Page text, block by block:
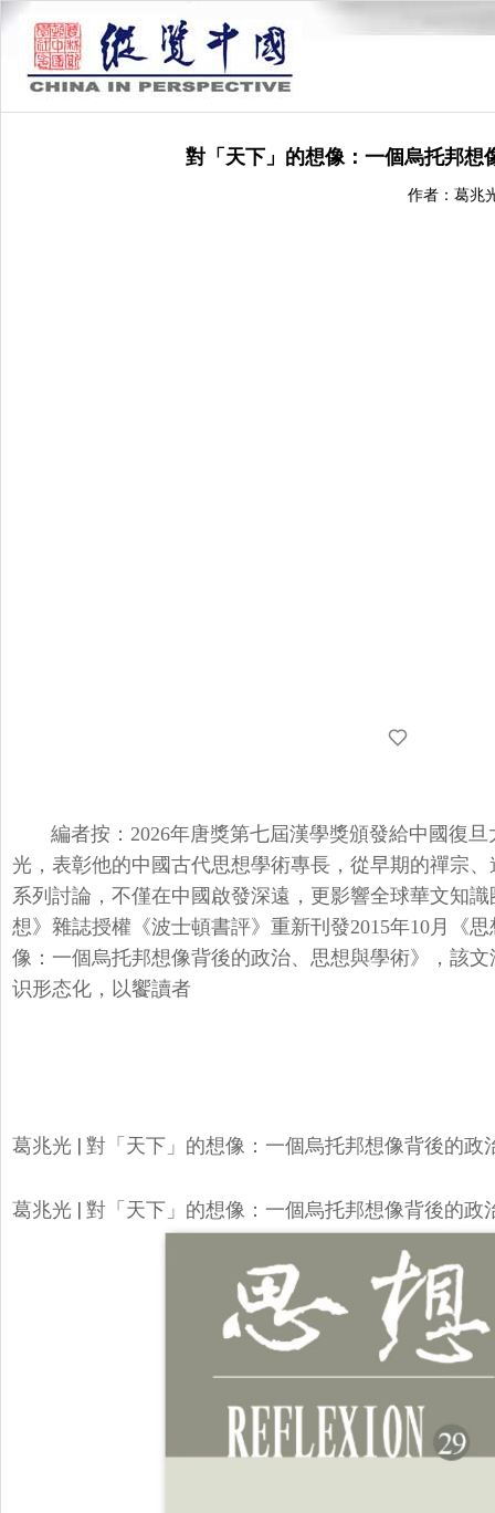
對「天下」的想像：一個烏托邦想
作者：葛兆
編者按：2026年唐獎第七屆漢學獎頒發給中國復
光， 表彰他的中國古代思想學術專長，從早期的禪宗、
系列討論， 不僅在中國啟發深遠，更影響全球華文知
想》雜誌授權《波士頓書評》 重新刊發2015年10月《
像：一個烏托邦想像背後的政治、思想與學術》
，該
识形态化，以饗讀者
葛兆光 | 對「天下」的想像：一個烏托邦想像背後的政
葛兆光 | 對「天下」的想像：一個烏托邦想像背後的政